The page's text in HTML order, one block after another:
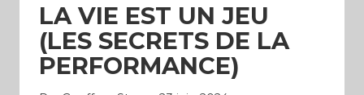
LA VIE EST UN JEU
(LES SECRETS DE LA
PERFORMANCE)